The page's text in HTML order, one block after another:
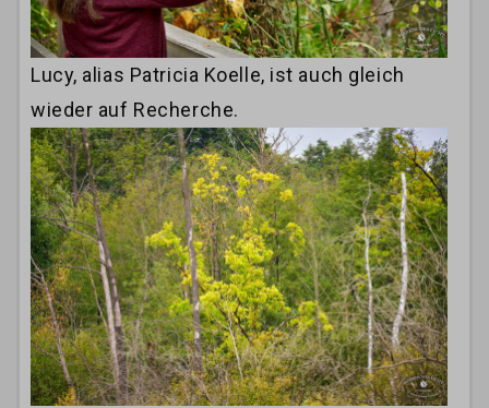
Lucy, alias Patricia Koelle, ist auch gleich
wieder auf Recherche.